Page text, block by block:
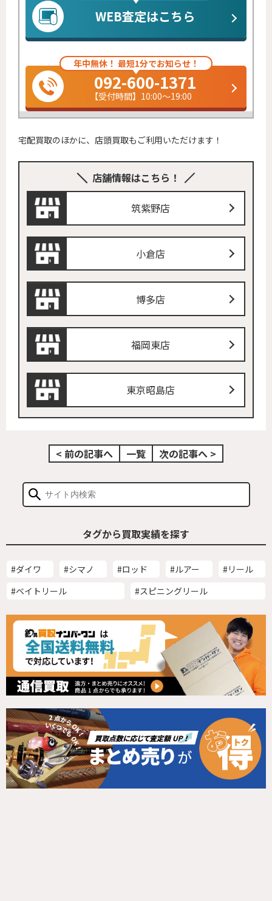
WEB査定はこちら
年中無休！ 最短1分でお知らせ！
092-600-1371
【受付時間】10:00～19:00
宅配買取のほかに、店頭買取もご利用いただけます！
店舗情報はこちら！
筑紫野店
小倉店
博多店
福岡東店
東京昭島店
< 前の記事へ 一覧 次の記事へ >
タグから買取実績を探す
#ダイワ #シマノ #ロッド #ルアー
#リール
#ベイトリール
#スピニングリール